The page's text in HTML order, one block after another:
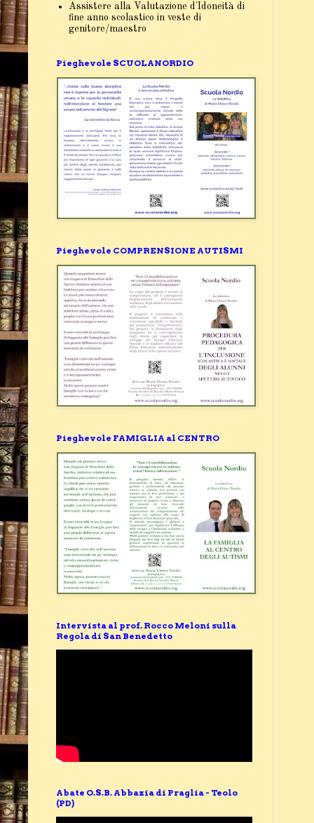
Assistere alla Valutazione d'Idoneità di
fine anno scolastico in veste di
genitore/maestro
Pieghevole SCUOLANORDIO
Pieghevole COMPRENSIONE AUTISMI
Pieghevole FAMIGLIA al CENTRO
Intervista al prof. Rocco Meloni sulla
Regola di San Benedetto
Abate O.S.B. Abbazia di Praglia - Teolo
(PD)